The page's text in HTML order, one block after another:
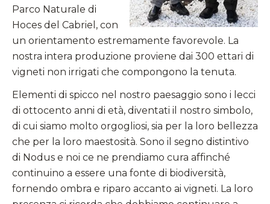
Parco Naturale di
Hoces del Cabriel, con
un orientamento estremamente favorevole. La
nostra intera produzione proviene dai 300 ettari di
vigneti non irrigati che compongono la tenuta.
Elementi di spicco nel nostro paesaggio sono i lecci
di ottocento anni di età, diventati il nostro simbolo,
di cui siamo molto orgogliosi, sia per la loro bellezza
che per la loro maestosità. Sono il segno distintivo
di Nodus e noi ce ne prendiamo cura affinché
continuino a essere una fonte di biodiversità,
fornendo ombra e riparo accanto ai vigneti. La loro